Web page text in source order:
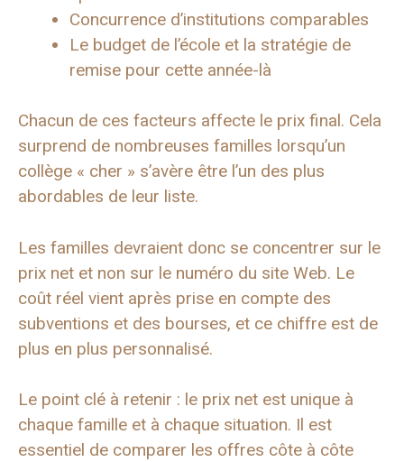
Concurrence d’institutions comparables
Le budget de l’école et la stratégie de
remise pour cette année-là
Chacun de ces facteurs affecte le prix final. Cela
surprend de nombreuses familles lorsqu’un
collège « cher » s’avère être l’un des plus
abordables de leur liste.
Les familles devraient donc se concentrer sur le
prix net et non sur le numéro du site Web. Le
coût réel vient après prise en compte des
subventions et des bourses, et ce chiffre est de
plus en plus personnalisé.
Le point clé à retenir : le prix net est unique à
chaque famille et à chaque situation. Il est
essentiel de comparer les offres côte à côte